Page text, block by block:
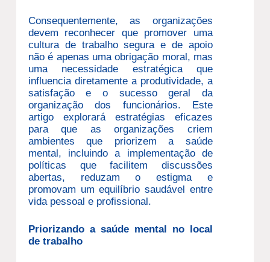
Consequentemente, as organizações
devem reconhecer que promover uma
cultura de trabalho segura e de apoio
não é apenas uma obrigação moral, mas
uma necessidade estratégica que
influencia diretamente a produtividade, a
satisfação e o sucesso geral da
organização dos funcionários. Este
artigo explorará estratégias eficazes
para que as organizações criem
ambientes que priorizem a saúde
mental, incluindo a implementação de
políticas que facilitem discussões
abertas, reduzam o estigma e
promovam um equilíbrio saudável entre
vida pessoal e profissional.
Priorizando a saúde mental no local
de trabalho